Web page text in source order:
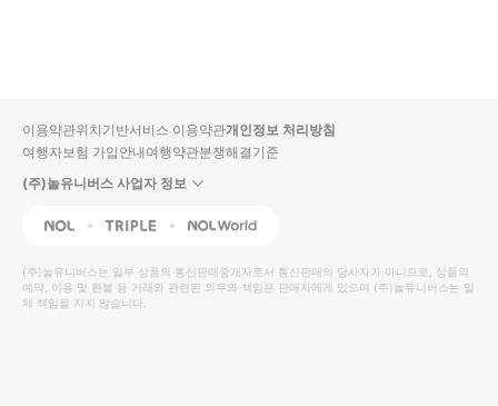
입니
다.
높
은
순
동
영
상
순
상
이용약관위치기반서비스 이용약관개인정보 처리방침
여행자보험 가입안내여행약관분쟁해결기준
(주)놀유니버스 사업자 정보
NOL Triple Interpark Global
(주)놀유니버스는 일부 상품의 통신판매중개자로서 통신판매의 당사자가 아니므로, 상품의
예약, 이용 및 환불 등 거래와 관련된 의무와 책임은 판매자에게 있으며 (주)놀유니버스는 일
체 책임을 지지 않습니다.